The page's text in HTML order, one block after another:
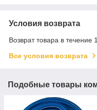
Условия возврата
Возврат товара в течение
Все условия возврата
Подобные товары